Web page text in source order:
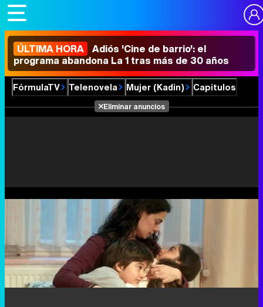
ÚLTIMA HORA Adiós 'Cine de barrio': el
programa abandona La 1 tras más de 30 años
FórmulaTV Telenovela Mujer (Kadin) Capítulos
Eliminar anuncios